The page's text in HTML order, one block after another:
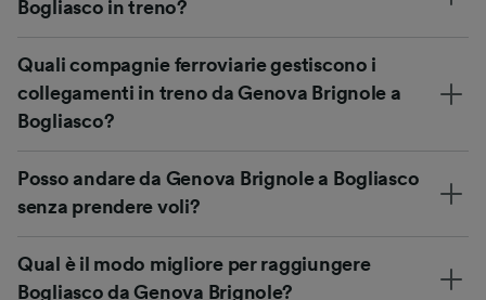
Bogliasco in treno?
Quali compagnie ferroviarie gestiscono i
collegamenti in treno da Genova Brignole a
Bogliasco?
Posso andare da Genova Brignole a Bogliasco
senza prendere voli?
Qual è il modo migliore per raggiungere
Bogliasco da Genova Brignole?